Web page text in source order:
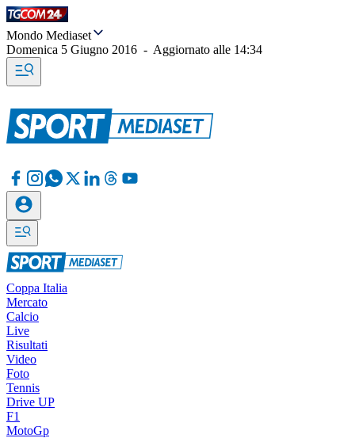
Mondo Mediaset
Domenica 5 Giugno 2016 - Aggiornato alle 14:34
Coppa Italia
Mercato
Calcio
Live
Risultati
Video
Foto
Tennis
Drive UP
F1
MotoGp